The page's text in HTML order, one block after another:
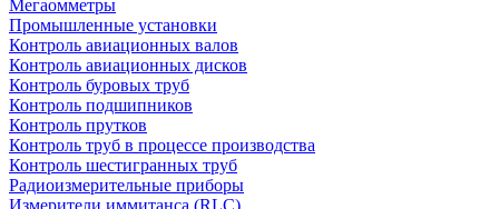
Мегаомметры
Промышленные установки
Контроль авиационных валов
Контроль авиационных дисков
Контроль буровых труб
Контроль подшипников
Контроль прутков
Контроль труб в процессе производства
Контроль шестигранных труб
Радиоизмерительные приборы
Измерители иммитанса (RLC)